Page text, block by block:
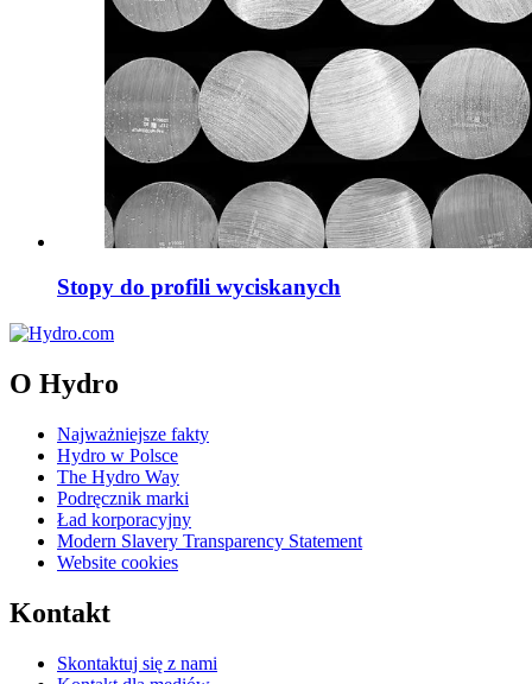
Stopy do profili wyciskanych
O Hydro
Najważniejsze fakty
Hydro w Polsce
The Hydro Way
Podręcznik marki
Ład korporacyjny
Modern Slavery Transparency Statement
Website cookies
Kontakt
Skontaktuj się z nami